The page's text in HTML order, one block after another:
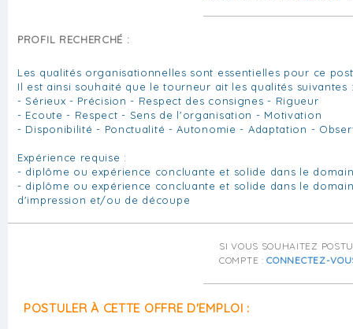
PROFIL RECHERCHÉ :
Les qualités organisationnelles sont essentielles pour ce
Il est ainsi souhaité que le tourneur ait les qualités suivantes
- Sérieux - Précision - Respect des consignes - Rigueur
- Ecoute - Respect - Sens de l'organisation - Motivation
- Disponibilité - Ponctualité - Autonomie - Adaptation -
Expérience requise :
- diplôme ou expérience concluante et solide dans le
- diplôme ou expérience concluante et solide dans le
d'impression et/ou de découpe
SI VOUS SOUHAITEZ
COMPTE :CONNECTEZ-
POSTULER À CETTE OFFRE D'EMPLOI :